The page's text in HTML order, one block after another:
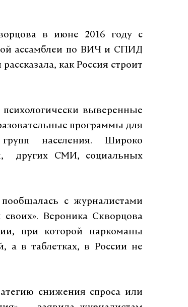
в июне 2016 году с
ассамблеи по ВИЧ и СПИД
как Россия строит
выверенные
программы для
населения. Широко
других СМИ, социальных
с журналистами
Вероника Скворцова
при которой наркоманы
а в таблетках, в России не
снижения спроса или